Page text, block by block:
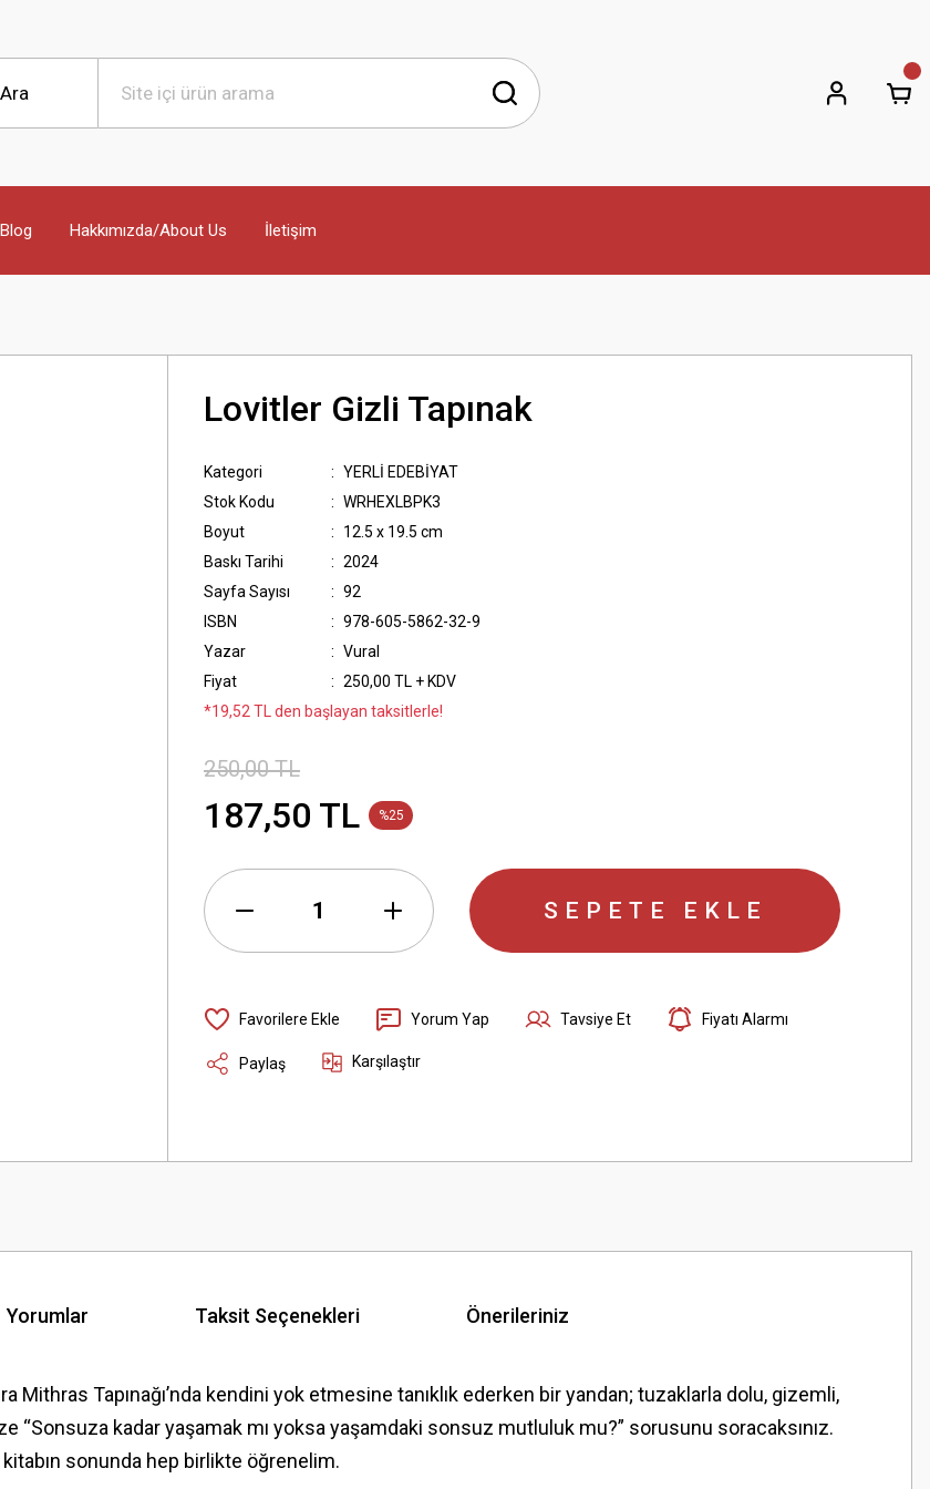
Blog Hakkımızda/About Us İletişim
Lovitler Gizli Tapınak
Kategori
YERLİ EDEBİYAT
Stok Kodu
WRHEXLBPK3
Boyut
12.5 x 19.5 cm
Baskı Tarihi
2024
Sayfa Sayısı
92
ISBN
978-605-5862-32-9
Yazar
Vural
Fiyat
250,00 TL + KDV
*19,52 TL den başlayan taksitlerle!
250,00 TL
187,50 TL %25
SEPETE EKLE
Yorum Yap Tavsiye Et Fiyatı Alarmı
Paylaş Karşılaştır
Yorumlar Taksit Seçenekleri Önerileriniz
Mithras Tapınağı’nda kendini yok etmesine tanıklık ederken bir yandan; tuzaklarla dolu, gizemli,
kadar yaşamak mı yoksa yaşamdaki sonsuz mutluluk mu?” sorusunu soracaksınız.
sonunda hep birlikte öğrenelim.